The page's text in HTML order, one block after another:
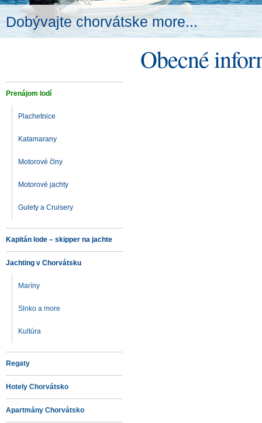
Dobývajte chorvátske more...
Obecné
Prenájom lodí
Plachetnice
Katamarany
Motorové člny
Motorové jachty
Gulety a Cruisery
Kapitán lode – skipper na jachte
Jachting v Chorvátsku
Maríny
Slnko a more
Kultúra
Regaty
Hotely Chorvátsko
Apartmány Chorvátsko